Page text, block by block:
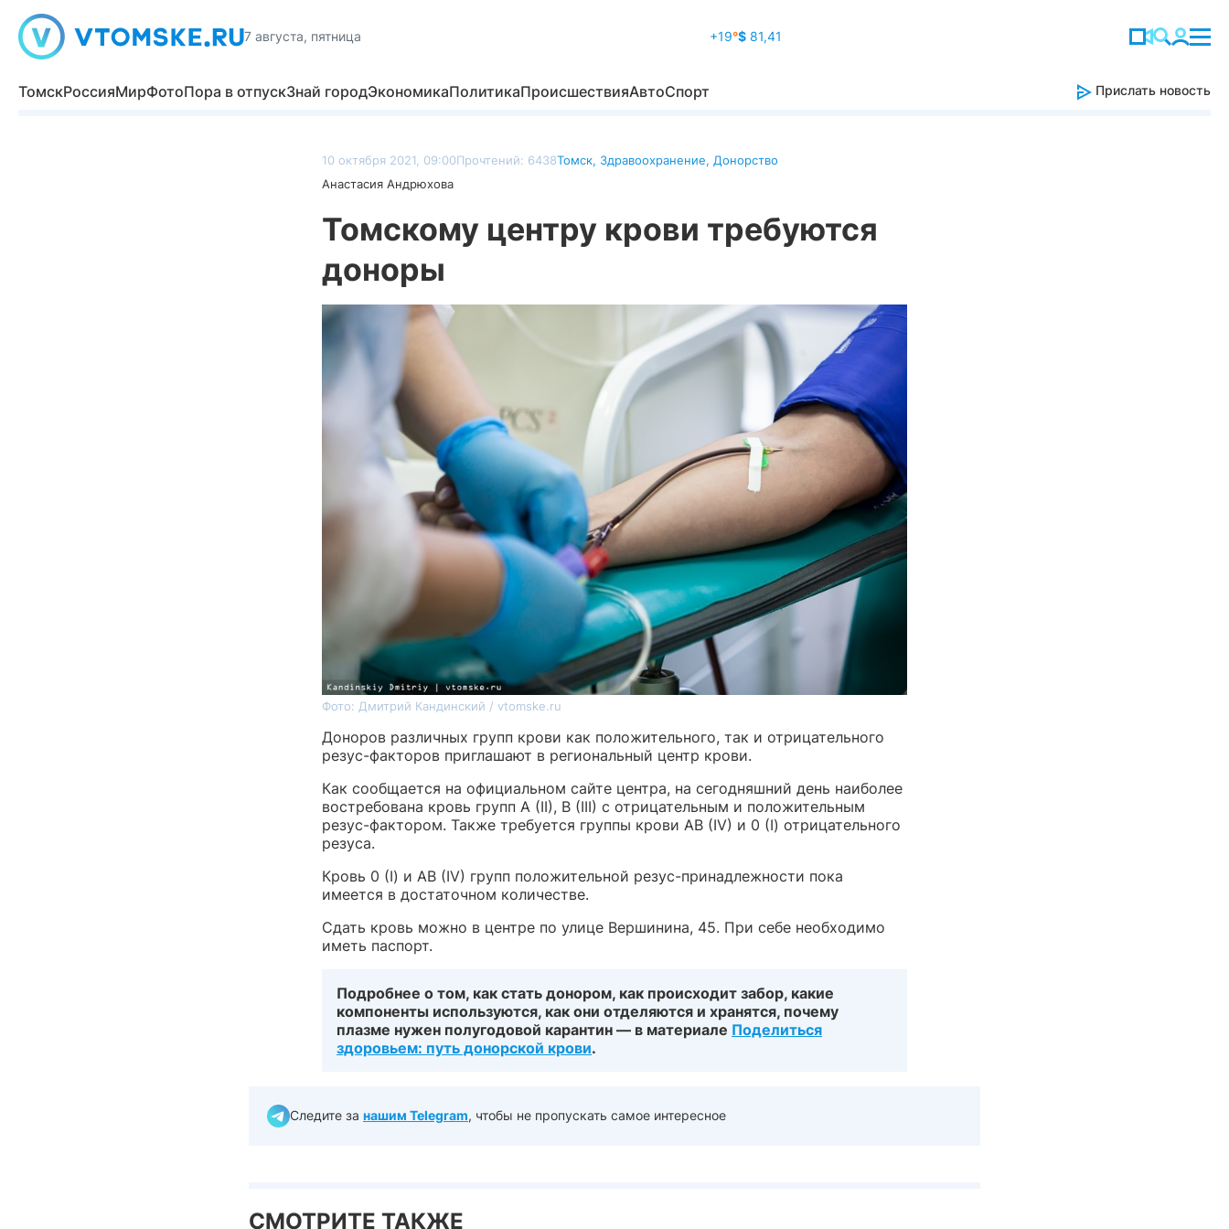
7 августа, пятница +19°$81,41
ТомскРоссияМирФотоПора в отпускЗнай городЭкономикаПолитикаПроисшествияАвтоСпорт Прислать новость
10 октября 2021, 09:00Прочтений: 6438Томск, Здравоохранение, Донорство
Анастасия Андрюхова
Томскому центру крови требуются
доноры
Фото: Дмитрий Кандинский / vtomske.ru
Доноров различных групп крови как положительного, так и отрицательного
резус-факторов приглашают в региональный центр крови.
Как сообщается на официальном сайте центра, на сегодняшний день наиболее
востребована кровь групп A (II), B (III) с отрицательным и положительным
резус-фактором. Также требуется группы крови AB (IV) и 0 (I) отрицательного
резуса.
Кровь 0 (I) и AB (IV) групп положительной резус-принадлежности пока
имеется в достаточном количестве.
Сдать кровь можно в центре по улице Вершинина, 45. При себе необходимо
иметь паспорт.
Подробнее о том, как стать донором, как происходит забор, какие
компоненты используются, как они отделяются и хранятся, почему
плазме нужен полугодовой карантин — в материале Поделиться
здоровьем: путь донорской крови.
Следите за нашим Telegram, чтобы не пропускать самое интересное
СМОТРИТЕ ТАКЖЕ